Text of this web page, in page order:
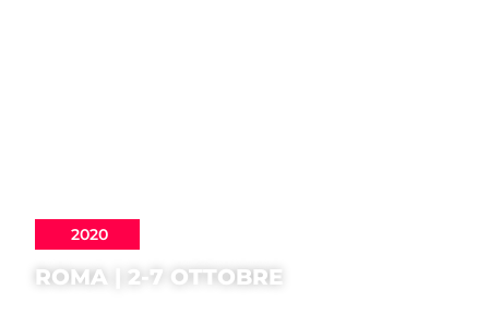
2020
ROMA | 2-7 OTTOBRE